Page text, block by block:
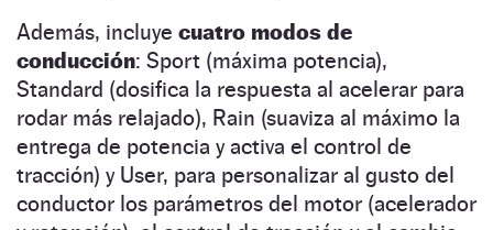
Además, incluye cuatro modos de
conducción: Sport (máxima potencia),
Standard (dosifica la respuesta al acelerar para
rodar más relajado), Rain (suaviza al máximo la
entrega de potencia y activa el control de
tracción) y User, para personalizar al gusto del
conductor los parámetros del motor (acelerador